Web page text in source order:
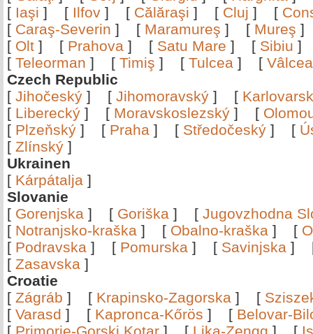
[ Iaşi ] [ Ilfov ] [ Călăraşi ] [ Cluj ] [
[ Caraş-Severin ] [ Maramureş ] [ Mureş
[ Olt ] [ Prahova ] [ Satu Mare ] [ Sibiu
[ Teleorman ] [ Timiş ] [ Tulcea ] [
Czech Republic
[ Jihočeský ] [ Jihomoravský ] [
[ Liberecký ] [ Moravskoslezský ] [
[ Plzeňský ] [ Praha ] [ Středočeský ] [
[ Zlínský ]
Ukrainen
[ Kárpátalja ]
Slovanie
[ Gorenjska ] [ Goriška ] [ Jugovzhodna
[ Notranjsko-kraška ] [ Obalno-kraška ] [
[ Podravska ] [ Pomurska ] [ Savinjska ]
[ Zasavska ]
Croatie
[ Zágráb ] [ Krapinsko-Zagorska ] [
[ Varasd ] [ Kapronca-Kőrös ] [ Belovar-